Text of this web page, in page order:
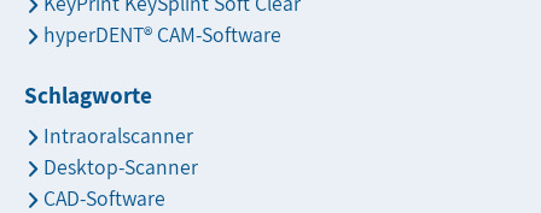
hyperDENT® CAM-Software
Schlagworte
Intraoralscanner
Desktop-Scanner
CAD-Software